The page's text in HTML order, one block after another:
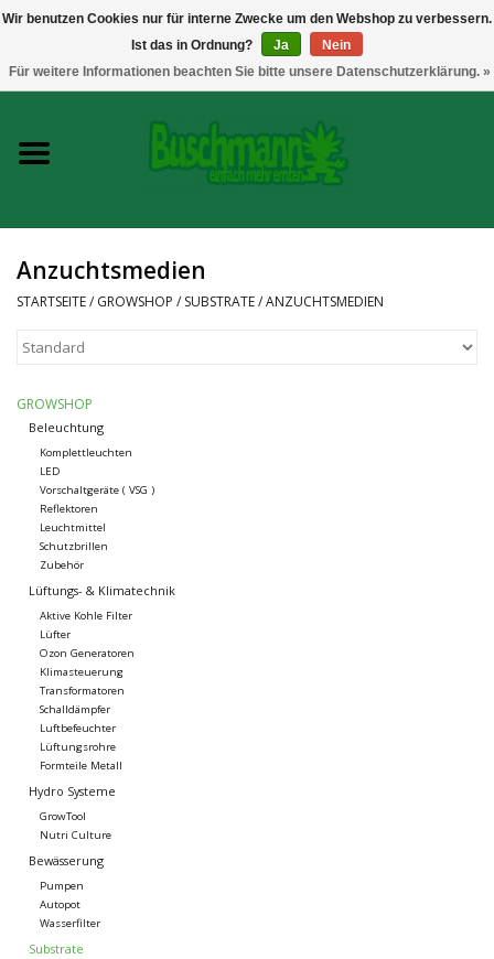
Growshop
Messtechnik
Headshop
Vaporizer
CBD und Hanfextrakte
Marken
Anzuchtsmedien
STARTSEITE/ GROWSHOP / SUBSTRATE/ANZUCHTSMEDIEN
GROWSHOP
Beleuchtung
Komplettleuchten
LED
Vorschaltgeräte ( VSG )
Reflektoren
Leuchtmittel
Schutzbrillen
Zubehör
Lüftungs- & Klimatechnik
Aktive Kohle Filter
Lüfter
Ozon Generatoren
Klimasteuerung
Transformatoren
Schalldämpfer
Luftbefeuchter
Lüftungsrohre
Formteile Metall
Hydro Systeme
GrowTool
Nutri Culture
Bewässerung
Pumpen
Autopot
Wasserfilter
Substrate
Wir benutzen Cookies nur für interne Zwecke um den Webshop zu verbessern.
Ist das in Ordnung?
Ja
Nein
Für weitere Informationen beachten Sie bitte unsere Datenschutzerklärung. »